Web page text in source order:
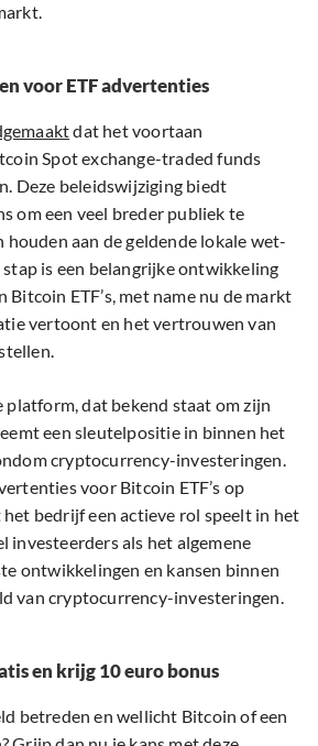
voor ETF advertenties
dat het voortaan
Spot exchange-traded funds
Deze beleidswijziging biedt
om een veel breder publiek te
houden aan de geldende lokale wet-
stap is een belangrijke ontwikkeling
ETF’s, met name nu de markt
vertoont en het vertrouwen van
platform, dat bekend staat om zijn
een sleutelpositie in binnen het
cryptocurrency-investeringen.
voor Bitcoin ETF’s op
bedrijf een actieve rol speelt in het
investeerders als het algemene
ontwikkelingen en kansen binnen
van cryptocurrency-investeringen.
en krijg 10 euro bonus
betreden en wellicht Bitcoin of een